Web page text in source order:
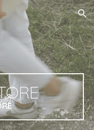
Skip to navigation